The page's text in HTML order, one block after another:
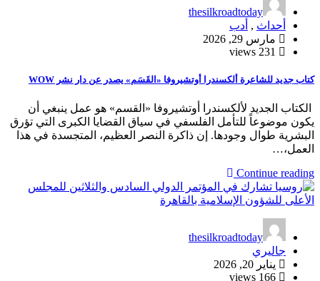
thesilkroadtoday
أحداث , أدب
مارس 29, 2026
كتاب جديد للشاعرة ألكسندرا أوتشيروفا «القَسَم» يصدر عن دار نشر WOW
الكتاب الجديد لألكسندرا أوتشيروفا «القسم» هو عمل ينبغي أن
يكون موضوعاً للتأمل الفلسفي في سياق القضايا الكبرى التي تؤرق
البشرية طوال وجودها. إن ذاكرة النصر العظيم، المتجسدة في هذا
العمل،…
Continue reading
thesilkroadtoday
جاليري
يناير 20, 2026